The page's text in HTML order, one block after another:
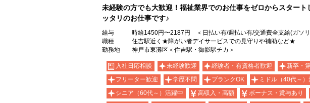
派遣社員
未経験の方でも大歓迎！福祉業界でのお仕事をゼロからスタート
ッタリのお仕事です♪
給与
時給1450円〜2187円 ＜日払い有/週払い有/交通費全支給(ガソ
職種
住吉駅近く★障がい者デイサービスでの見守りや補助など★
勤務地
神戸市東灘区＜住吉駅・御影駅チカ＞
入社日応相談 未経験歓迎 経験者・有資格者歓迎 新卒・
フリーター歓迎
学歴不問 ブランクOK ミドル（40代～）
シニア（60代～）活躍中
高収入・高額 ボーナス・賞与あり